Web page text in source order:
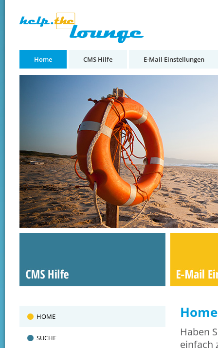
Home CMS Hilfe E-Mail Einstellungen
HOME
SUCHE
Home
Haben
einfach